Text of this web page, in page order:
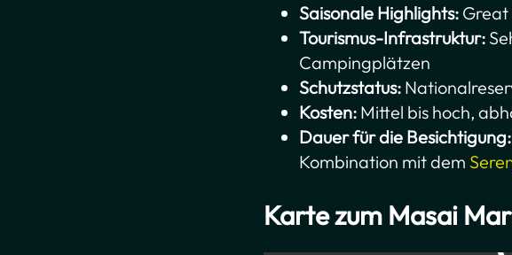
Saisonale Highlights: Great
Tourismus-Infrastruktur:
Campingplätzen
Schutzstatus:
Kosten: Mittel bis hoch,
Dauer für die Besichtigung:
Kombination mit dem
Karte zum Masai